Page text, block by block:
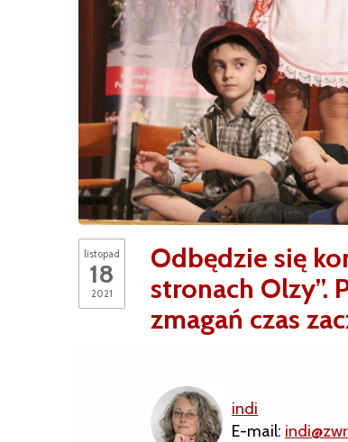
listopad
18
2021
Odbędzie się
stronach Olzy”.
zmagań czas
indi
E-mail: